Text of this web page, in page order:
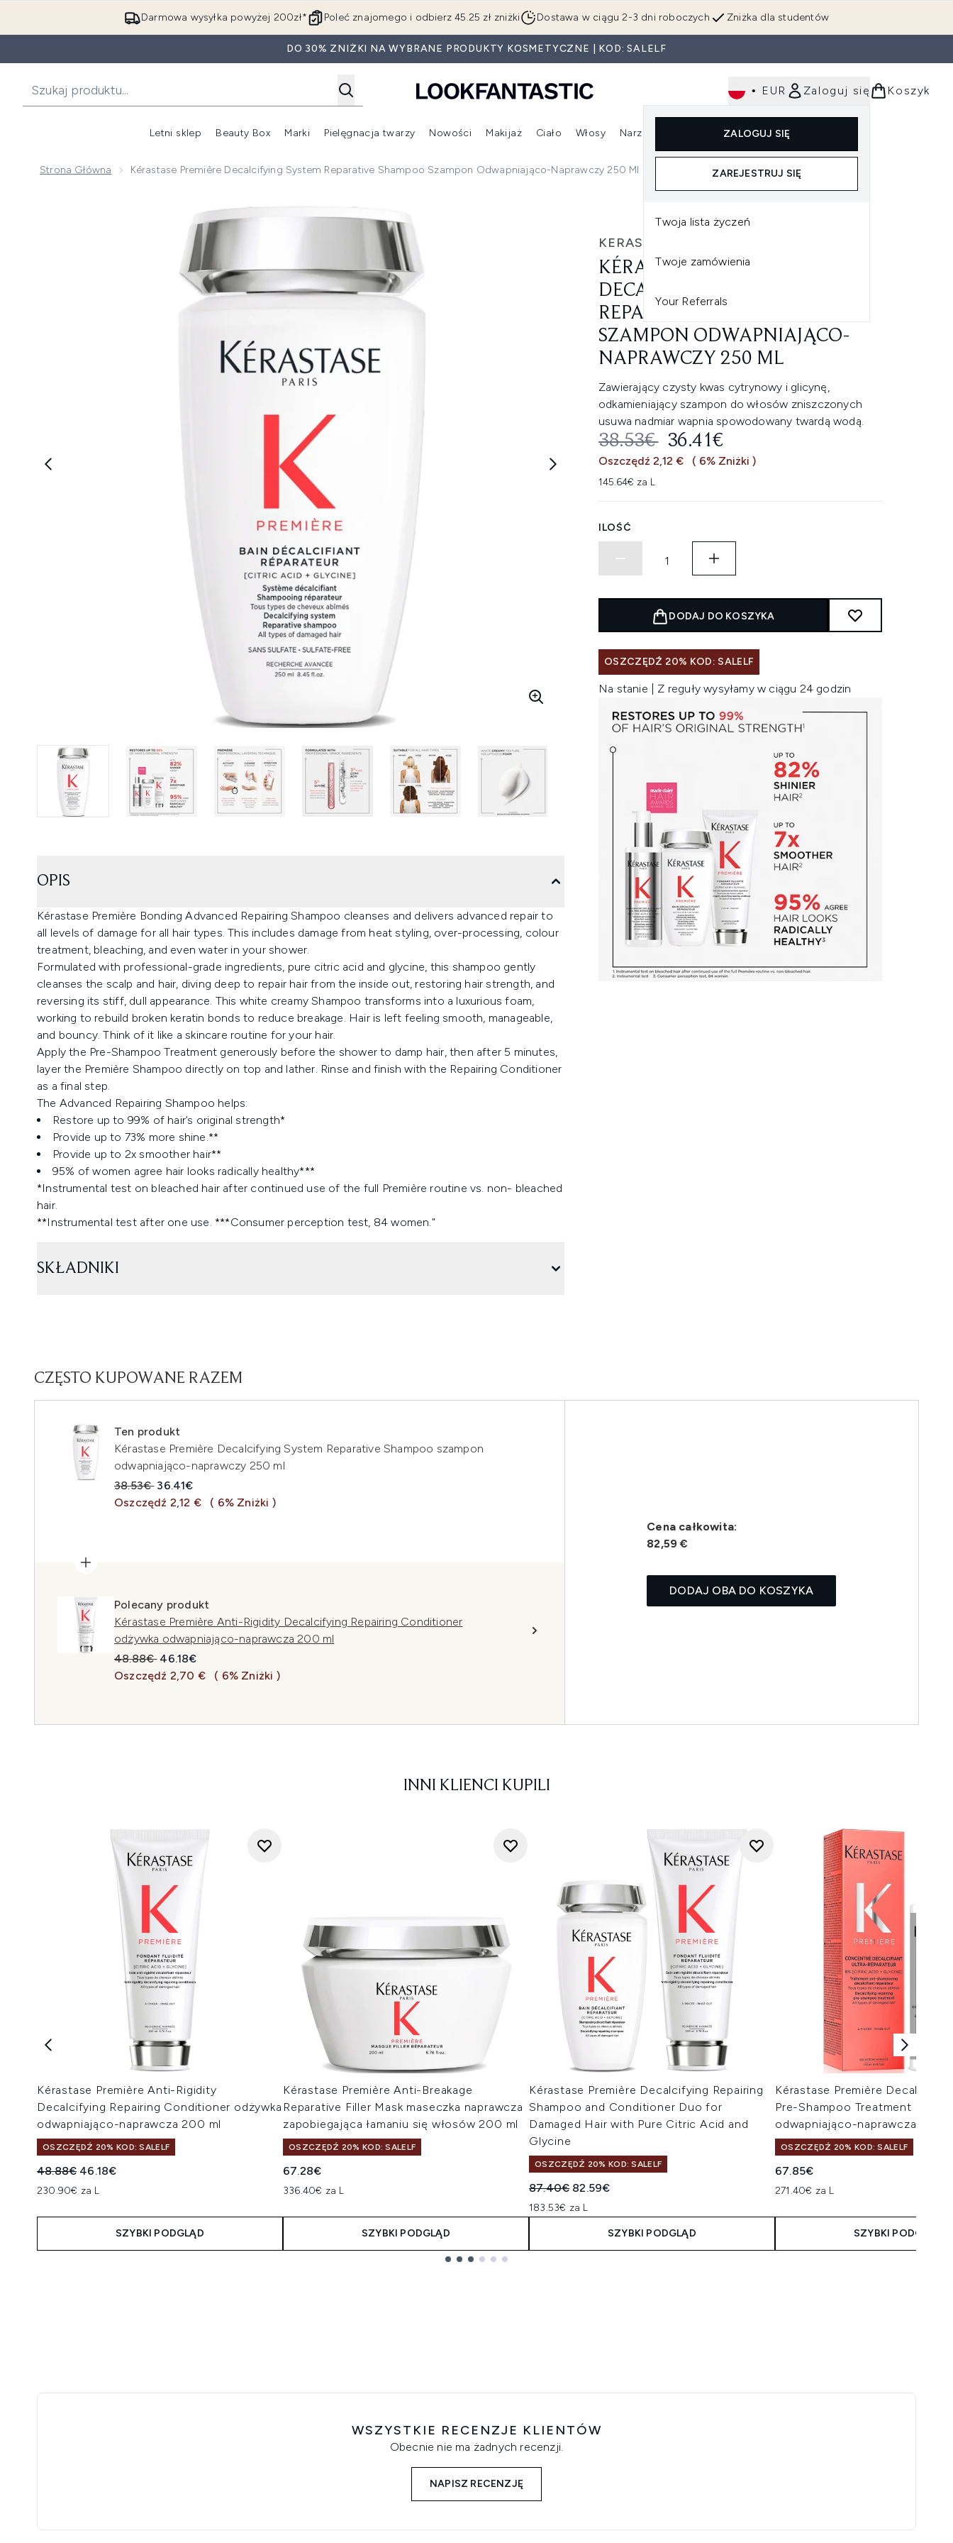
Przejdź do głównej treści
Darmowa wysyłka powyżej 200zł* Zniżka dla studentów
Poleć znajomego i odbierz 45.25 zł zniżki Dostawa w ciągu 2-3 dni roboczych
DO 30% ZNIŻKI NA WYBRANE PRODUKTY KOSMETYCZNE | KOD: SALELF
• EUR Zaloguj się
ZALOGUJ SIĘ
ZAREJESTRUJ SIĘ
Twoja lista życzeń
Twoje zamówienia
Your Referrals
Koszyk
Letni sklep Beauty Box
Wejdź do podmenu (Beauty Box)
Marki
Wejdź do podmenu (Marki)
Pielęgnacja twarzy
Wejdź do podmenu (Pielęgnacja twarzy)
Nowości
Wejdź do podmenu (Nowości)
Makijaż
Wejdź do podmenu (Makijaż)
Ciało Włosy
Wejdź do podmenu (Włosy)
Narzędzia
Wejdź do podmenu (Narzędzia)
Dla mężczyzn
Strona Główna Kérastase Première Decalcifying System Reparative Shampoo Szampon Odwapniająco-Naprawczy 250 Ml
Now showing image 1 Kérastase Première Decalcifying System Reparative Shampoo szampon odwapniająco-naprawczy 250 ml
KERASTASE
KÉRASTASE PREMIÈRE
DECALCIFYING SYSTEM
REPARATIVE SHAMPOO
SZAMPON ODWAPNIAJĄCO-
NAPRAWCZY 250 ML
Zawierający czysty kwas cytrynowy i glicynę,
odkamieniający szampon do włosów zniszczonych
usuwa nadmiar wapnia spowodowany twardą wodą.
SUGEROWANA CENA DETALICZNA:
38.53€ AKTUALNA CENA:
36.41€
Oszczędź 2,12 € ( 6% Zniżki )
145.64€ za L
ILOŚĆ
DODAJ DO KOSZYKA
OSZCZĘDŹ 20% KOD: SALELF
Na stanie | Z reguły wysyłamy w ciągu 24 godzin
OPIS
Kérastase Première Bonding Advanced Repairing Shampoo cleanses and delivers advanced repair to
all levels of damage for all hair types. This includes damage from heat styling, over-processing, colour
treatment, bleaching, and even water in your shower.
Formulated with professional-grade ingredients, pure citric acid and glycine, this shampoo gently
cleanses the scalp and hair, diving deep to repair hair from the inside out, restoring hair strength, and
reversing its stiff, dull appearance. This white creamy Shampoo transforms into a luxurious foam,
working to rebuild broken keratin bonds to reduce breakage. Hair is left feeling smooth, manageable,
and bouncy. Think of it like a skincare routine for your hair.
Apply the Pre-Shampoo Treatment generously before the shower to damp hair, then after 5 minutes,
layer the Première Shampoo directly on top and lather. Rinse and finish with the Repairing Conditioner
as a final step.
The Advanced Repairing Shampoo helps:
Restore up to 99% of hair’s original strength*
Provide up to 73% more shine.**
Provide up to 2x smoother hair**
95% of women agree hair looks radically healthy***
*Instrumental test on bleached hair after continued use of the full Première routine vs. non- bleached
hair.
**Instrumental test after one use. ***Consumer perception test, 84 women."
SKŁADNIKI
CZĘSTO KUPOWANE RAZEM
Ten produkt
Kérastase Première Decalcifying System Reparative Shampoo szampon
odwapniająco-naprawczy 250 ml
Sugerowana cena detaliczna:
38.53€ Aktualna cena:
36.41€
Oszczędź 2,12 €
( 6% Zniżki )
Polecany produkt
Kérastase Première Anti-Rigidity Decalcifying Repairing Conditioner
odżywka odwapniająco-naprawcza 200 ml
Sugerowana cena detaliczna:
48.88€ Aktualna cena:
46.18€
Oszczędź 2,70 €
( 6% Zniżki )
Cena całkowita:
82,59 €
DODAJ OBA DO KOSZYKA
INNI KLIENCI KUPILI
Kérastase Première Anti-Rigidity
Decalcifying Repairing Conditioner odżywka
odwapniająco-naprawcza 200 ml
OSZCZĘDŹ 20% KOD: SALELF
Sugerowana cena detaliczna:
48.88€ Aktualna cena:
46.18€
230.90€ za L
SZYBKI PODGLĄD
Kérastase Première Anti-Breakage
Reparative Filler Mask maseczka naprawcza
zapobiegająca łamaniu się włosów 200 ml
OSZCZĘDŹ 20% KOD: SALELF
67.28€
336.40€ za L
SZYBKI PODGLĄD
Kérastase Première Decalcifying Repairing
Shampoo and Conditioner Duo for
Damaged Hair with Pure Citric Acid and
Glycine
OSZCZĘDŹ 20% KOD: SALELF
Sugerowana cena detaliczna:
87.40€ Aktualna cena:
82.59€
183.53€ za L
SZYBKI PODGLĄD
Kérastase Première
Pre-Shampoo Treatment
odwapniająco-naprawcza 250
OSZCZĘDŹ 20% KOD: SALELF
67.85€
271.40€ za L
SZYBKI PODGLĄD
WSZYSTKIE RECENZJE KLIENTÓW
Obecnie nie ma żadnych recenzji.
NAPISZ RECENZJĘ